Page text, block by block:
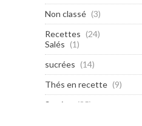
Non classé (3)
Recettes (24)
Salés (1)
sucrées (14)
Thés en recette (9)
Sorties
(35)